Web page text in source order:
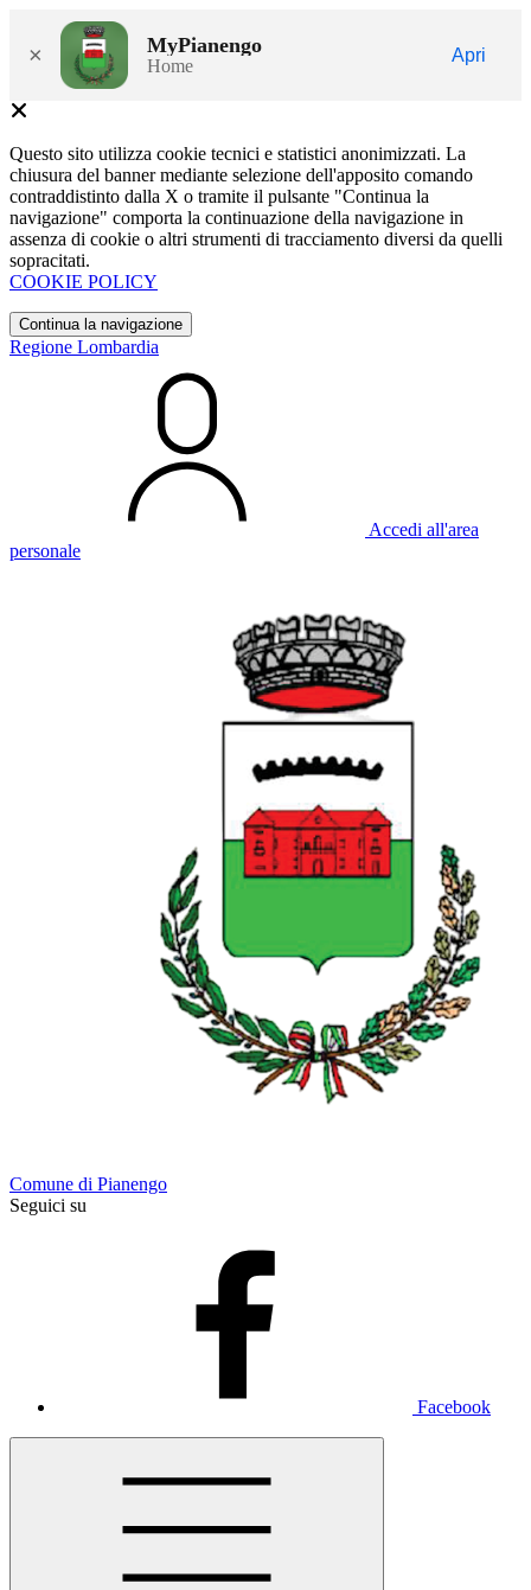
× MyPianengo
Home
Apri
Questo sito utilizza cookie tecnici e statistici anonimizzati. La
chiusura del banner mediante selezione dell'apposito comando
contraddistinto dalla X o tramite il pulsante "Continua la
navigazione" comporta la continuazione della navigazione in
assenza di cookie o altri strumenti di tracciamento diversi da quelli
sopracitati.
COOKIE POLICY
Continua la navigazione
Regione Lombardia
Accedi all'area
personale
Comune di Pianengo
Seguici su
Facebook